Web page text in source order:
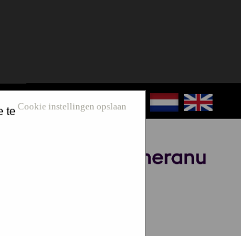
Cookie instellingen opslaan
te